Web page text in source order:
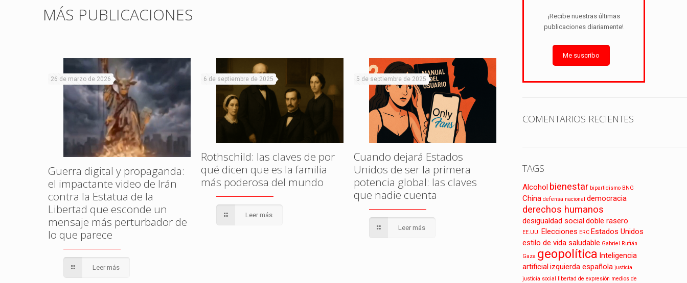
MÁS PUBLICACIONES
26 de marzo de 2026
Guerra digital y propaganda:
el impactante video de Irán
contra la Estatua de la
Libertad que esconde un
mensaje más perturbador de
lo que parece
Leer más
6 de septiembre de 2025
Rothschild: las claves de por
qué dicen que es la familia
más poderosa del mundo
Leer más
5 de septiembre de 2025
Cuando dejará Estados
Unidos de ser la primera
potencia global: las claves
que nadie cuenta
Leer más
¡Recibe nuestras últimas
publicaciones diariamente!
Me suscribo
COMENTARIOS RECIENTES
TAGS
Alcohol bienestar bipartidismo BNG
China defensa nacional democracia
derechos humanos
desigualdad socialdoble rasero
EE.UU. Elecciones ERC Estados Unidos
estilo de vida saludable Gabriel Rufián
Gaza geopolítica Inteligencia
artificializquierda española justicia
justicia social libertad de expresión medios de